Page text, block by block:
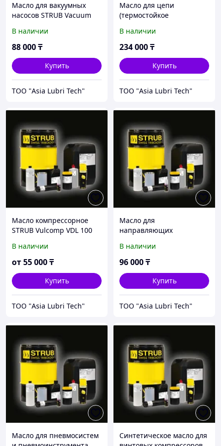
Масло для вакуумных
насосов STRUB Vacuum
В наличии
88 000₸
Купить
ТОО "Asia Lubri Tech"
Масло для цепи
(термостойкое
Vulcochaine 2200
В наличии
234 000₸
Купить
ТОО "Asia Lubri Tech"
Масло компрессорное
STRUB Vulcomp VDL 100
В наличии
от55 000₸
Купить
ТОО "Asia Lubri Tech"
Масло для
направляющих
Vulcoway 68+
В наличии
96 000₸
Купить
ТОО "Asia Lubri Tech"
Масло для пневмосистем
Синтетическое масло для